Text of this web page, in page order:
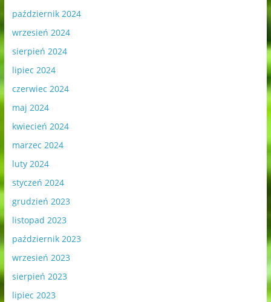
październik 2024
wrzesień 2024
sierpień 2024
lipiec 2024
czerwiec 2024
maj 2024
kwiecień 2024
marzec 2024
luty 2024
styczeń 2024
grudzień 2023
listopad 2023
październik 2023
wrzesień 2023
sierpień 2023
lipiec 2023